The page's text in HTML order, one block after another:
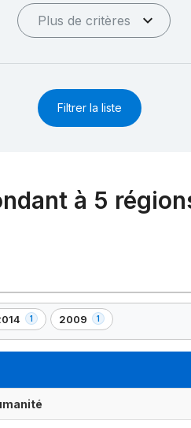
Plus de critères
Filtrer la liste
à 5
1 2009 1
,
1